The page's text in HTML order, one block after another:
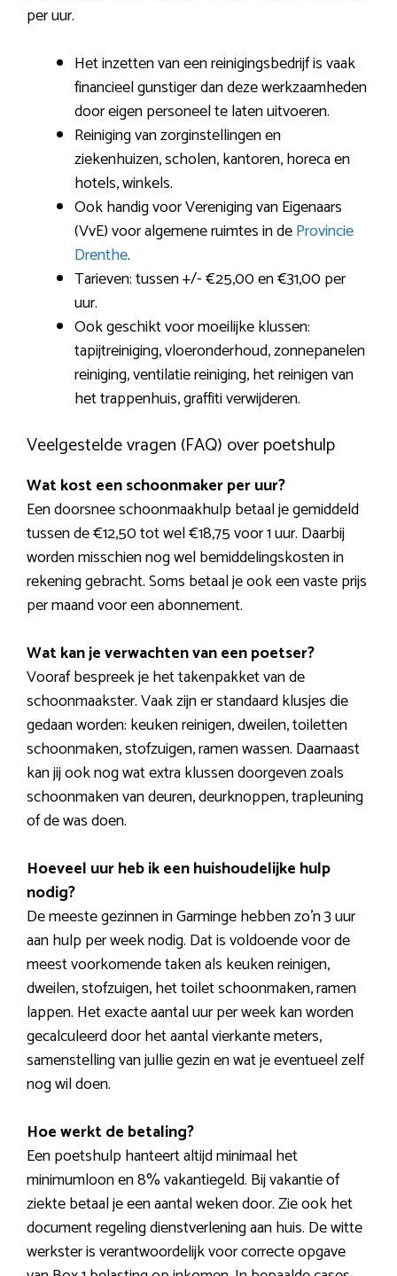
per uur.
Het inzetten van een reinigingsbedrijf is vaak
financieel gunstiger dan deze werkzaamheden
door eigen personeel te laten uitvoeren.
Reiniging van zorginstellingen en
ziekenhuizen, scholen, kantoren, horeca en
hotels, winkels.
Ook handig voor Vereniging van Eigenaars
(VvE) voor algemene ruimtes in deProvincie
Drenthe.
Tarieven: tussen +/- €25,00 en €31,00 per
uur.
Ook geschikt voor moeilijke klussen:
tapijtreiniging, vloeronderhoud, zonnepanelen
reiniging, ventilatie reiniging, het reinigen van
het trappenhuis, graffiti verwijderen.
Veelgestelde vragen (FAQ) over poetshulp
Wat kost een schoonmaker per uur?
Een doorsnee schoonmaakhulp betaal je gemiddeld
tussen de €12,50 tot wel €18,75 voor 1 uur. Daarbij
worden misschien nog wel bemiddelingskosten in
rekening gebracht. Soms betaal je ook een vaste prijs
per maand voor een abonnement.
Wat kan je verwachten van een poetser?
Vooraf bespreek je het takenpakket van de
schoonmaakster. Vaak zijn er standaard klusjes die
gedaan worden: keuken reinigen, dweilen, toiletten
schoonmaken, stofzuigen, ramen wassen. Daarnaast
kan jij ook nog wat extra klussen doorgeven zoals
schoonmaken van deuren, deurknoppen, trapleuning
of de was doen.
Hoeveel uur heb ik een huishoudelijke hulp
nodig?
De meeste gezinnen in Garminge hebben zo’n 3 uur
aan hulp per week nodig. Dat is voldoende voor de
meest voorkomende taken als keuken reinigen,
dweilen, stofzuigen, het toilet schoonmaken, ramen
lappen. Het exacte aantal uur per week kan worden
gecalculeerd door het aantal vierkante meters,
samenstelling van jullie gezin en wat je eventueel zelf
nog wil doen.
Hoe werkt de betaling?
Een poetshulp hanteert altijd minimaal het
minimumloon en 8% vakantiegeld. Bij vakantie of
ziekte betaal je een aantal weken door. Zie ook het
document regeling dienstverlening aan huis. De witte
werkster is verantwoordelijk voor correcte opgave